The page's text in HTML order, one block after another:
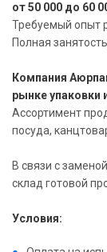
от 50 000 до 60
Требуемый опыт
Полная
Компания
рынке упаковки
Ассортимент
посуда,
В связи с
склад готовой
Условия: